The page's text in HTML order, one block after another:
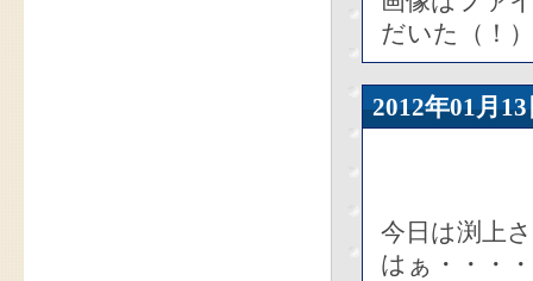
だいた（！
2012年01
今日は渕上
はぁ・・・